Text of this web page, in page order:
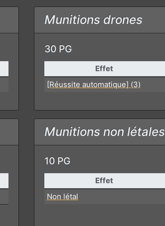
Munitions drones
30 PG
Effet
[Réussite automatique] (3)
Munitions non létales
10 PG
Effet
Non létal